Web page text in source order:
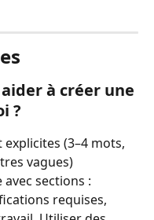
à créer une
?
(3–4 mots,
vagues)
sections :
requises,